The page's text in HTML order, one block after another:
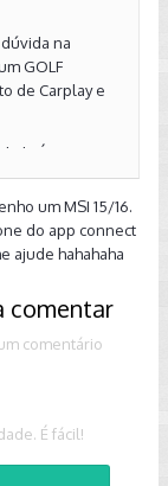
na
GOLF
de Carplay e
li. É preciso
original
Meu carro
ficar com o
um MSI 15/16.
do app connect
ajude hahahaha
comentar
comentário
É fácil!